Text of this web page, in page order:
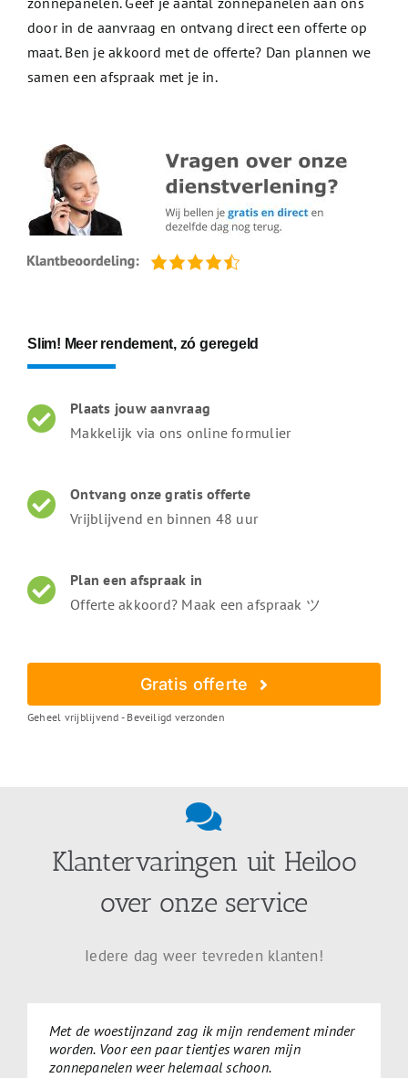
door in de aanvraag en ontvang direct een offerte op
maat. Ben je akkoord met de offerte? Dan plannen we
samen een afspraak met je in.
Slim! Meer rendement, zó geregeld
Plaats jouw aanvraag
Makkelijk via ons online formulier
Ontvang onze gratis offerte
Vrijblijvend en binnen 48 uur
Plan een afspraak in
Offerte akkoord? Maak een afspraak ツ
Gratis offerte
Geheel vrijblijvend - Beveiligd verzonden
Klantervaringen uit Heiloo
over onze service
Iedere dag weer tevreden klanten!
Met de woestijnzand zag ik mijn rendement minder
worden. Voor een paar tientjes waren mijn
zonnepanelen weer helemaal schoon.